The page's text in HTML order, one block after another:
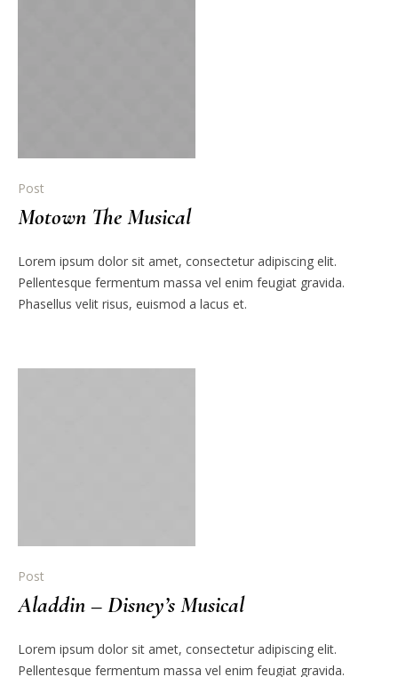
Post
Motown The Musical
Lorem ipsum dolor sit amet, consectetur adipiscing elit.
Pellentesque fermentum massa vel enim feugiat gravida.
Phasellus velit risus, euismod a lacus et.
Post
Aladdin – Disney’s Musical
Lorem ipsum dolor sit amet, consectetur adipiscing elit.
Pellentesque fermentum massa vel enim feugiat gravida.